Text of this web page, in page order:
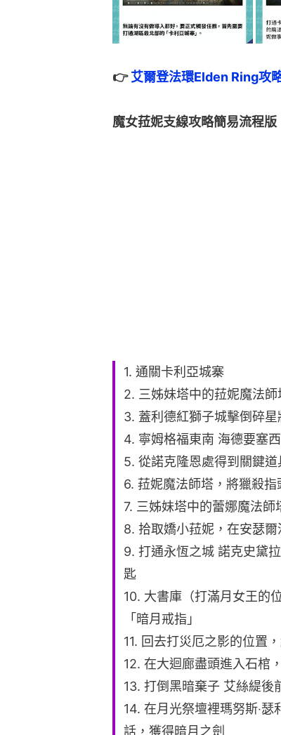
👉 艾爾登法環Elden Ring攻
魔女菈妮支線攻略簡易流程版
1. 通關卡利亞城寨
2. 三姊妹塔中的菈妮魔法
3. 蓋利德紅獅子城擊倒碎星
4. 寧姆格福東南 海德要塞
5. 從諾克隆恩處得到關鍵道
6. 菈妮魔法師塔，將獵殺
7. 三姊妹塔中的蕾娜魔法
8. 拾取嬌小菈妮，在安瑟
9. 打通永恆之城 諾克史黛
匙
10. 大書庫（打滿月女王的
「暗月戒指」
11. 回去打災厄之影的位置
12. 在大迴廊盡頭進入石棺
13. 打倒黑暗棄子 艾絲緹後
14. 在月光祭壇裡瑪努斯‧
話，獲得暗月之劍